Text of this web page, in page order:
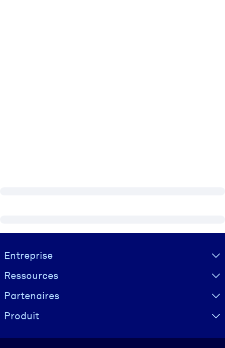
Visually hidden Text
Entreprise
Ressources
Partenaires
Produit